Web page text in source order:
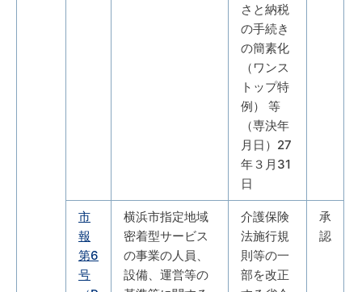
さと納税
の手続き
の簡素化
（ワンス
トップ特
例） 等
（専決年
月日）27
年３月31
日
市
報
第6
号
横浜市指定地域
密着型サービス
の事業の人員、
設備、運営等の
介護保険
法施行規
則等の一
部を改正
承
認